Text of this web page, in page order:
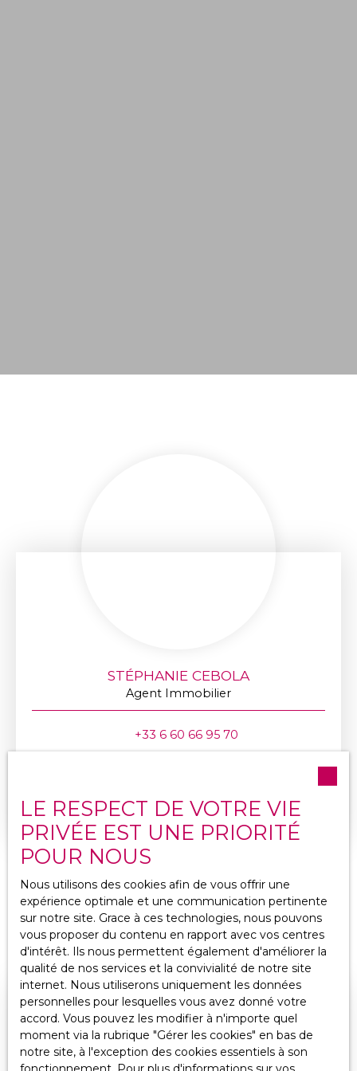
STÉPHANIE CEBOLA
Agent Immobilier
+33 6 60 66 95 70
En savoir +
LE RESPECT DE VOTRE VIE
PRIVÉE EST UNE PRIORITÉ
POUR NOUS
Nous utilisons des cookies afin de vous offrir une
expérience optimale et une communication pertinente
sur notre site. Grace à ces technologies, nous pouvons
vous proposer du contenu en rapport avec vos centres
d'intérêt. Ils nous permettent également d'améliorer la
qualité de nos services et la convivialité de notre site
internet. Nous utiliserons uniquement les données
personnelles pour lesquelles vous avez donné votre
accord. Vous pouvez les modifier à n'importe quel
moment via la rubrique ″Gérer les cookies″ en bas de
notre site, à l'exception des cookies essentiels à son